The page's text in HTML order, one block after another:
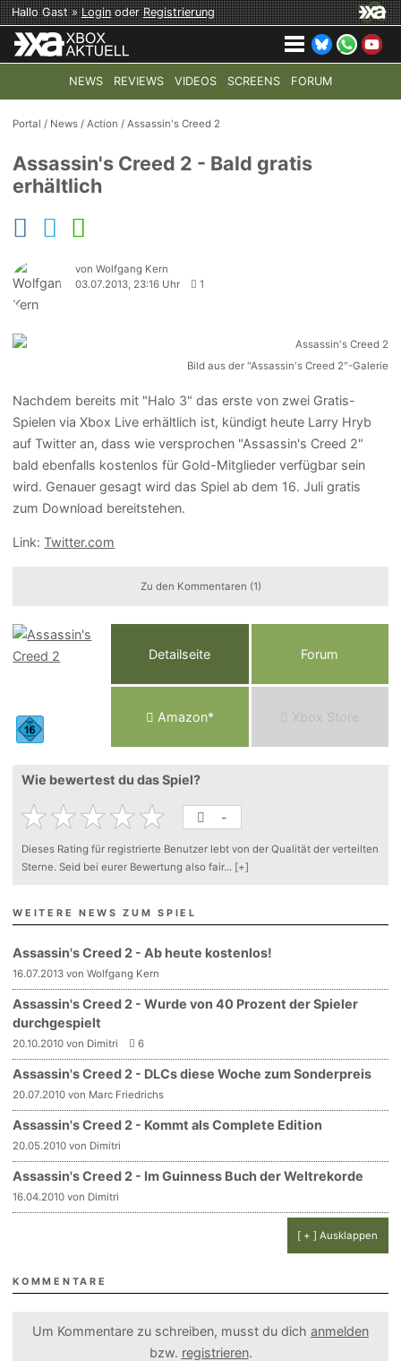
Hallo Gast »LoginoderRegistrierung
NEWS REVIEWS VIDEOS SCREENS FORUM
TOP-THEMEN: COD: MODERN WARFARE 4 HALO:
Portal / News /Action /Assassin's Creed 2
Assassin's Creed 2 - Bald gratis
erhältlich
von Wolfgang Kern
03.07.2013, 23:16 Uhr
1
Bild aus der "Assassin's Creed 2"-Galerie
Nachdem bereits mit "Halo 3" das erste von zwei Gratis-
Spielen via Xbox Live erhältlich ist, kündigt heute Larry Hryb
auf Twitter an, dass wie versprochen "Assassin's Creed 2"
bald ebenfalls kostenlos für Gold-Mitglieder verfügbar sein
wird. Genauer gesagt wird das Spiel ab dem 16. Juli gratis
zum Download bereitstehen.
Link:Twitter.com
Zu den Kommentaren (1)
Detailseite Forum
Amazon* Xbox Store
Wie bewertest du das Spiel?
-
Dieses Rating für registrierte Benutzer lebt von der Qualität der verteilten
Sterne. Seid bei eurer Bewertung also fair... [+]
WEITERE NEWS ZUM SPIEL
Assassin's Creed 2 - Ab heute kostenlos!
16.07.2013 von Wolfgang Kern
Assassin's Creed 2 - Wurde von 40 Prozent der Spieler
durchgespielt
20.10.2010 von Dimitri 6
Assassin's Creed 2 - DLCs diese Woche zum Sonderpreis
20.07.2010 von Marc Friedrichs
Assassin's Creed 2 - Kommt als Complete Edition
20.05.2010 von Dimitri
Assassin's Creed 2 - Im Guinness Buch der Weltrekorde
16.04.2010 von Dimitri
[ + ] Ausklappen
KOMMENTARE
Um Kommentare zu schreiben, musst du dich anmelden
bzw. registrieren.